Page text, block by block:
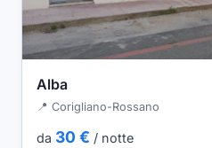
Alba
📍 Corigliano-Rossano
da 30 € / notte